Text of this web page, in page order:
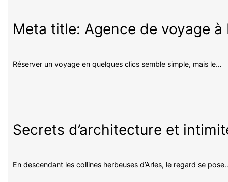
Meta title: Agence de voyage
Réserver un voyage en quelques clics semble simple, mais le…
Secrets d’architecture et
En descendant les collines herbeuses d’Arles, le regard se